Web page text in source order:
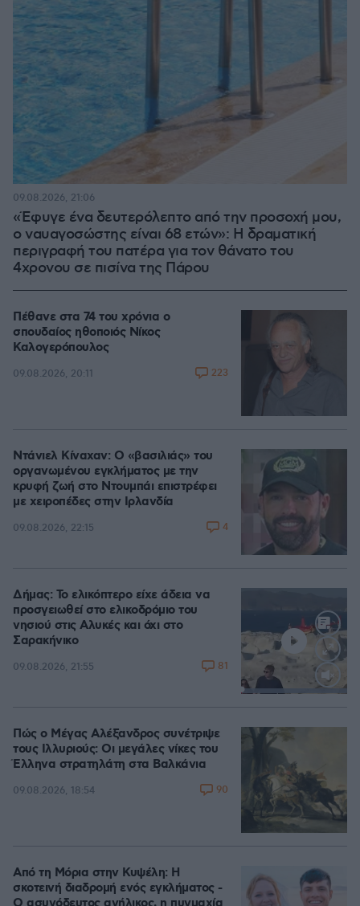
«Έφυγε ένα δευτερόλεπτο από την προσοχή μου,
ο ναυαγοσώστης είναι 68 ετών»: Η δραματική
περιγραφή του πατέρα για τον θάνατο του
4χρονου σε πισίνα της Πάρου
09.08.2026, 21:06
Πέθανε στα 74 του χρόνια ο
σπουδαίος ηθοποιός Νίκος
Καλογερόπουλος
09.08.2026, 20:11 223
Ντάνιελ Κίναχαν: Ο «βασιλιάς» του
οργανωμένου εγκλήματος με την
κρυφή ζωή στο Ντουμπάι επιστρέφει
με χειροπέδες στην Ιρλανδία
09.08.2026, 22:15 4
Loaded
Δήμας: Το ελικόπτερο είχε άδεια να
προσγειωθεί στο ελικοδρόμιο του
νησιού στις Αλυκές και όχι στο
Σαρακήνικο
09.08.2026, 21:55 81
Πώς ο Μέγας Αλέξανδρος συνέτριψε
τους Ιλλυριούς: Οι μεγάλες νίκες του
Έλληνα στρατηλάτη στα Βαλκάνια
09.08.2026, 18:54 90
Από τη Μόρια στην Κυψέλη: Η
σκοτεινή διαδρομή ενός εγκλήματος -